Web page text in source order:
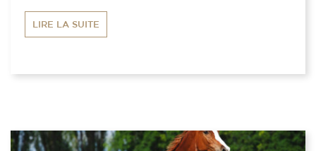
LIRE LA SUITE